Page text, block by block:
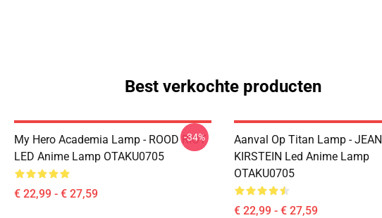
Best verkochte producten
My Hero Academia Lamp - ROOD RIOT
LED Anime Lamp OTAKU0705
€ 22,99 - € 27,59
-34%
Aanval Op Titan Lamp - JEAN
KIRSTEIN Led Anime Lamp
OTAKU0705
€ 22,99 - € 27,59